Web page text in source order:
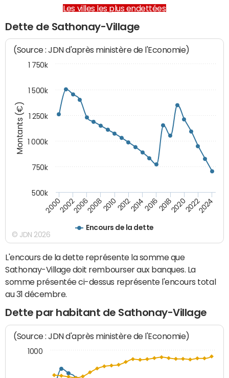
Les villes les plus endettées
Dette de Sathonay-Village
Montants (€)
(Source : JDN d'après ministère de l'Economie)
Encours de la dette
200020022006200820102012201420162018202020222024
500k
750k
1 000k
1 250k
1 500k
1 750k
© JDN 2026
L'encours de la dette représente la somme que
Sathonay-Village doit rembourser aux banques. La
somme présentée ci-dessus représente l'encours total
au 31 décembre.
Dette par habitant de Sathonay-Village
(Source : JDN d'après ministère de l'Economie)
1000